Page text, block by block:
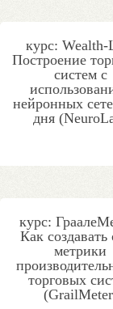
курс: Wealth-
Построение
систем с
нейронных
дня
курс:
Как создавать
метрики
торговых